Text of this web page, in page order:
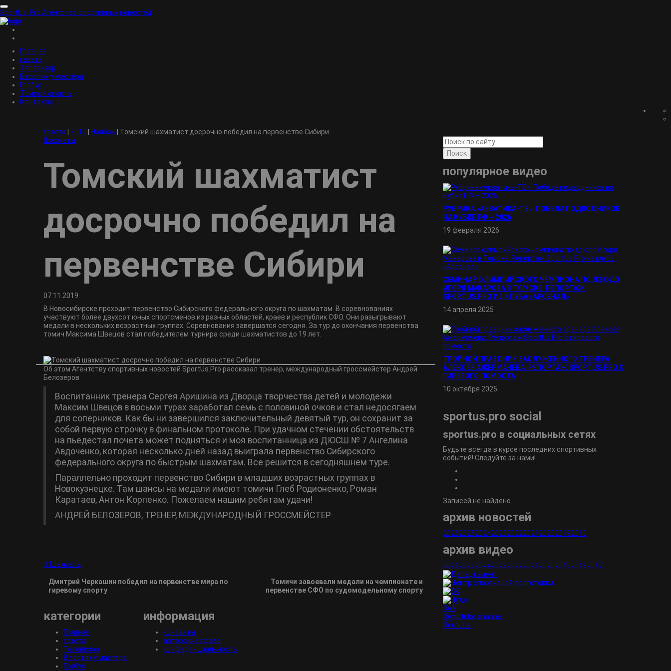
SportUs. Pro Агентство спортивных новостей
Главная
газета
Телевизор
В гостях у мастера
Глобус
Томскiй спортъ
Контакты
газета 2019 Ноябрь
Томский шахматист досрочно победил на первенстве Сибири
Шахматы
Томский шахматист
досрочно победил на
первенстве Сибири
07.11.2019
В Новосибирске проходит первенство Сибирского федерального округа по шахматам. В соревнованиях
участвуют более двухсот юных спортсменов из разных областей, краев и республик СФО. Они разыгрывают
медали в нескольких возрастных группах. Соревнования завершатся сегодня. За тур до окончания первенства
томич Максима Швецов стал победителем турнира среди шахматистов до 19 лет.
Об этом Агентству спортивных новостей SportUs.Pro рассказал тренер, международный гроссмейстер Андрей
Белозеров.
Воспитанник тренера Сергея Аришина из Дворца творчества детей и молодежи
Максим Швецов в восьми турах заработал семь с половиной очков и стал недосягаем
для соперников. Как бы ни завершился заключительный девятый тур, он сохранит за
собой первую строчку в финальном протоколе. При удачном стечении обстоятельств
на пьедестал почета может подняться и моя воспитанница из ДЮСШ № 7 Ангелина
Авдоченко, которая несколько дней назад выиграла первенство Сибирского
федерального округа по быстрым шахматам. Все решится в сегодняшнем туре.
Параллельно проходит первенство Сибири в младших возрастных группах в
Новокузнецке. Там шансы на медали имеют томичи Глеб Родионенко, Роман
Каратаев, Антон Корпенко. Пожелаем нашим ребятам удачи!
АНДРЕЙ БЕЛОЗЕРОВ, ТРЕНЕР, МЕЖДУНАРОДНЫЙ ГРОССМЕЙСТЕР
# Шахматы
Дмитрий Черкашин победил на первенстве мира по
гиревому спорту
Томичи завоевали медали на чемпионате и
первенстве СФО по судомодельному спорту
Поиск
популярное видео
РУБРИКА «АКВАТИКА-TВ». ПОБЕДА ПОДВОДНИКОВ
НА КУБКЕ РФ – 2026
19 февраля 2026
СЕМИНАР ОЛИМПИЙСКОГО ЧЕМПИОНА ПО ДЗЮДО
ИГОРЯ МАКАРОВА В ТОМСКЕ. РЕПОРТАЖ
SPORTUS.PRO ИЗ КЛУБА «АРСЕНАЛ»
14 апреля 2025
ТРОЙНОЙ ПРАЗДНИК ЗАСЛУЖЕННОГО ТРЕНЕРА
АЛЕКСЕЯ АЖЕРМАЧЕВА. РЕПОРТАЖ SPORTUS.PRO С
ГИРЕВОГО ПОМОСТА
10 октября 2025
sportus.pro social
sportus.pro в социальных сетях
Будьте всегда в курсе последних спортивных
событий! Следуйте за нами!
Записей не найдено.
архив новостей
202620252024202320222021 202020192018
архив видео
202620252024202320222021 2020201920182017
категории
Главная
газета
Телевизор
В гостях у мастера
Глобус
информация
контакты
авторские права
конфиденциальность
@vk
@youtube channel
@rutube